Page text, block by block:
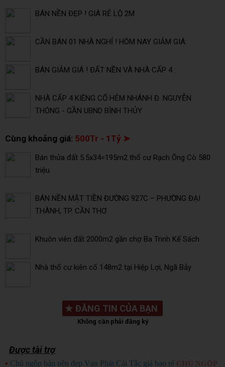
BÁN NỀN ĐẸP ! GIÁ RẺ LỘ 2M
CẦN BÁN 01 NHÀ NGHỈ ! HÔM NAY GIẢM GIÁ:
BÁN GIẢM GIÁ ! ĐẤT NỀN VÀ NHÀ CẤP 4 :
NHÀ CẤP 4 KIÊNG CỐ HẺM NHÁNH Đ. NGUYỄN
THÔNG - GẦN UBND BÌNH THỦY
Cùng khoảng giá: 500Tr - 1Tỷ ➤
Bán thửa đất 5.5x34=195m2 thổ cư Rạch Ông Cò 580
triệu
BÁN NỀN MẶT TIỀN ĐƯỜNG 927C – PHƯỜNG ĐẠI
THÀNH, TP. CẦN THƠ
Khuôn viên đất 2000m2 gần chợ Ba Trinh Kế Sách
Nhà thổ cư kiên cố 148m2 tại Hiệp Lợi, Ngã Bảy
★ ĐĂNG TIN CỦA BẠN
Không cần phải đăng ký
Được tài trợ
• Chủ ngộp bán nền đẹp Vạn Phát Cái Tắc giá bao rẻ CHỦ NGỘP